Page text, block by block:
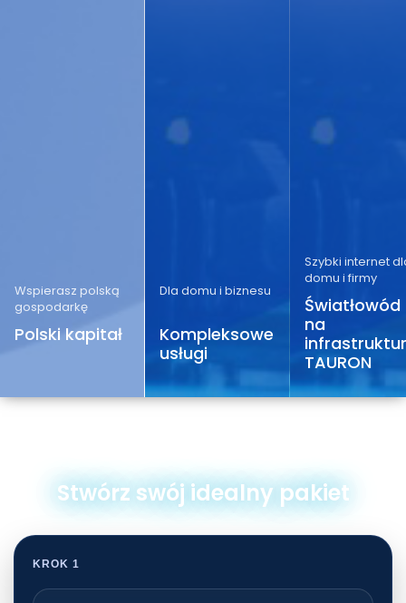
Wspierasz polską
gospodarkę
Polski kapitał
Dla domu i biznesu
Kompleksowe
usługi
Szybki internet
domu i firmy
Światłowód
na
TAURON
Stwórz swój idealny pakiet
KROK 1